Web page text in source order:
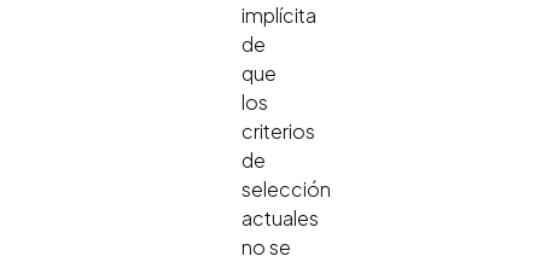
implícita
de
que
los
criterios
de
selección
actuales
no se